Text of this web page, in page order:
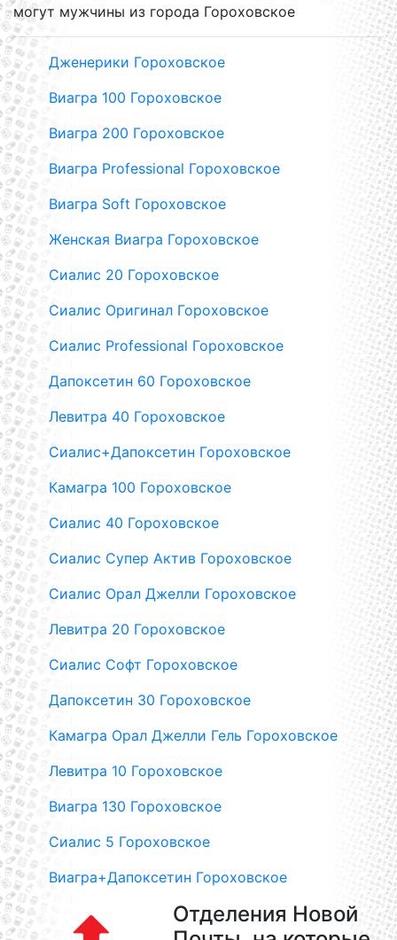
могут мужчины из города Гороховское
Дженерики Гороховское
Виагра 100 Гороховское
Виагра 200 Гороховское
Виагра Professional Гороховское
Виагра Soft Гороховское
Женская Виагра Гороховское
Сиалис 20 Гороховское
Сиалис Оригинал Гороховское
Сиалис Professional Гороховское
Дапоксетин 60 Гороховское
Левитра 40 Гороховское
Сиалис+Дапоксетин Гороховское
Камагра 100 Гороховское
Сиалис 40 Гороховское
Сиалис Супер Актив Гороховское
Сиалис Орал Джелли Гороховское
Левитра 20 Гороховское
Сиалис Софт Гороховское
Дапоксетин 30 Гороховское
Камагра Орал Джелли Гель Гороховское
Левитра 10 Гороховское
Виагра 130 Гороховское
Сиалис 5 Гороховское
Виагра+Дапоксетин Гороховское
Отделения Новой